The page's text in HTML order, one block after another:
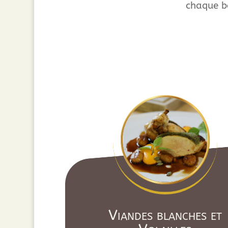
chaque
Viandes blanches et